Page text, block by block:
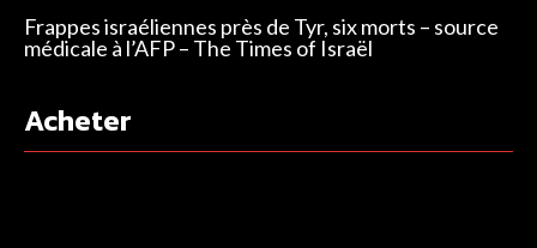
Frappes israéliennes près de Tyr, six morts – source
médicale à l’AFP – The Times of Israël
Acheter